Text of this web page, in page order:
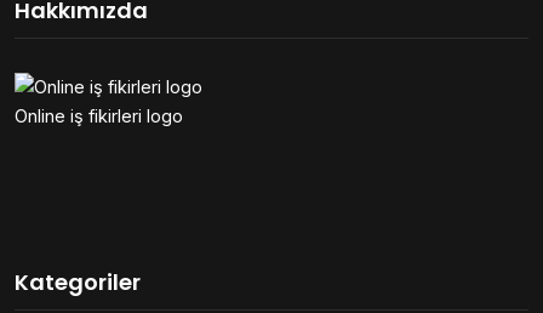
Hakkımızda
Online iş fikirleri logo
Kategoriler